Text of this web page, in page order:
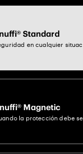
Standard
en cualquier
Magnetic
la protección debe